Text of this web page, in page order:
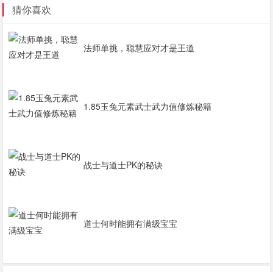
猜你喜欢
法师单挑，聪慧应对才是王道
1.85玉兔元素武士武力值修炼秘籍
战士与道士PK的秘诀
道士何时能拥有满级宝宝